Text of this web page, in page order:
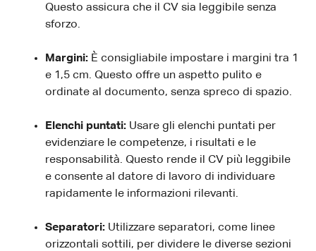
Questo assicura che il CV sia leggibile senza
sforzo.
Margini: È consigliabile impostare i margini tra 1
e 1,5 cm. Questo offre un aspetto pulito e
ordinate al documento, senza spreco di spazio.
Elenchi puntati: Usare gli elenchi puntati per
evidenziare le competenze, i risultati e le
responsabilità. Questo rende il CV più leggibile
e consente al datore di lavoro di individuare
rapidamente le informazioni rilevanti.
Separatori: Utilizzare separatori, come linee
orizzontali sottili, per dividere le diverse sezioni